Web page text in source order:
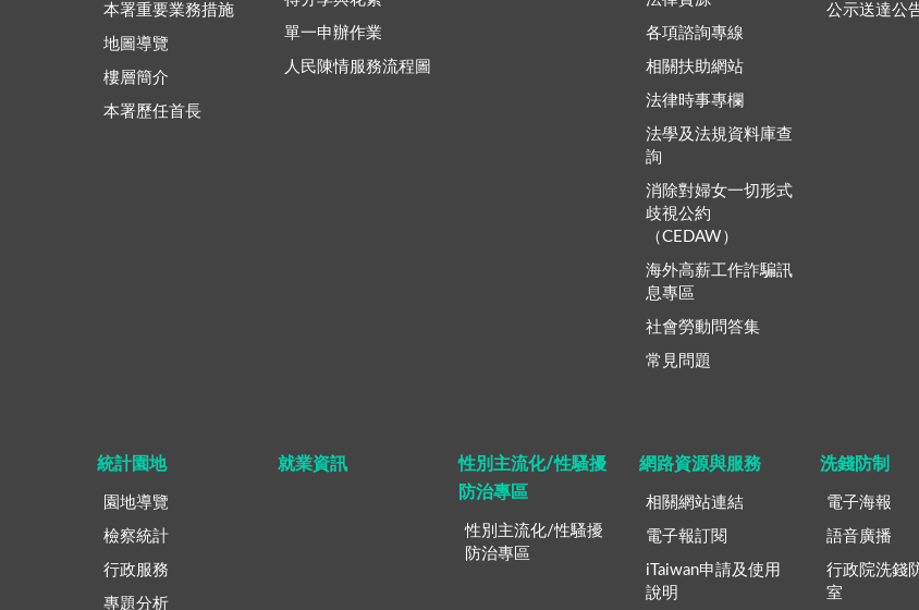
本署重要業務措施
地圖導覽
樓層簡介
本署歷任首長
單一申辦作業
人民陳情服務流程圖
各項諮詢專線
相關扶助網站
法律時事專欄
法學及法規資料庫查
詢
消除對婦女一切形式
歧視公約
（CEDAW）
海外高薪工作詐騙訊
息專區
社會勞動問答集
常見問題
公示送達公
統計園地
園地導覽
檢察統計
行政服務
專題分析
就業資訊
性別主流化/性騷擾
防治專區
性別主流化/性騷擾
防治專區
網路資源與服務
相關網站連結
電子報訂閱
iTaiwan申請及使用
說明
洗錢防制
電子海報
語音廣播
行政院洗錢
室